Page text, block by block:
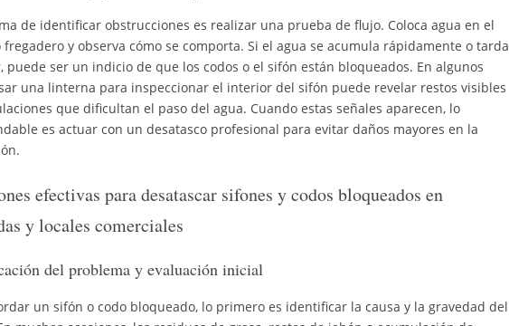
de identificar obstrucciones es realizar una prueba de flujo. Coloca agua en el
fregadero y observa cómo se comporta. Si el agua se acumula rápidamente o tarda
puede ser un indicio de que los codos o el sifón están bloqueados. En algunos
una linterna para inspeccionar el interior del sifón puede revelar restos visibles
que dificultan el paso del agua. Cuando estas señales aparecen, lo
es actuar con un desatasco profesional para evitar daños mayores en la
efectivas para desatascar sifones y codos bloqueados en
y locales comerciales
del problema y evaluación inicial
un sifón o codo bloqueado, lo primero es identificar la causa y la gravedad del